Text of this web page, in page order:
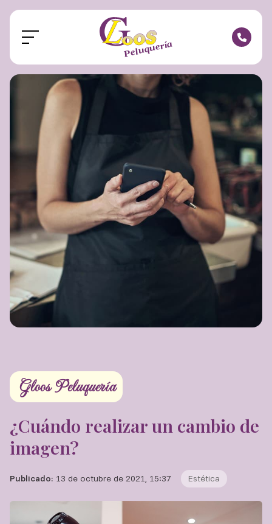
Gloos Peluquería
¿Cuándo realizar un cambio de
imagen?
Publicado: 13 de octubre de 2021, 15:37 Estética